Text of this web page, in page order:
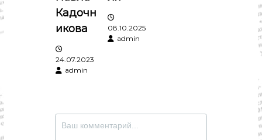
п
и
с
м
Кадочн
икова
24.07.2023
admin
08.10.2025
admin